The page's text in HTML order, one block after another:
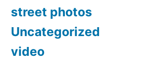
street photos
Uncategorized
video